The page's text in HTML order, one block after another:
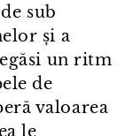
sub
și a
un ritm
de
valoarea
le